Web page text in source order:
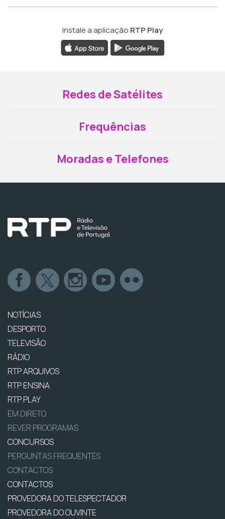
Instale a aplicação RTP Play
Redes de Satélites
Frequências
Moradas e Telefones
NOTÍCIAS
DESPORTO
TELEVISÃO
RÁDIO
RTP ARQUIVOS
RTP ENSINA
RTP PLAY
EM DIRETO
REVER PROGRAMAS
CONCURSOS
PERGUNTAS FREQUENTES
CONTACTOS
CONTACTOS
PROVEDORA DO TELESPECTADOR
PROVEDORA DO OUVINTE